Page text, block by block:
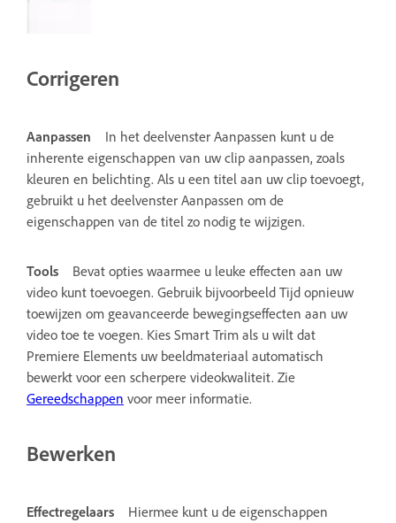
Corrigeren
Aanpassen
In het deelvenster Aanpassen kunt u de
inherente eigenschappen van uw clip aanpassen, zoals
kleuren en belichting. Als u een titel aan uw clip toevoegt,
gebruikt u het deelvenster Aanpassen om de
eigenschappen van de titel zo nodig te wijzigen.
Tools
Bevat opties waarmee u leuke effecten aan uw
video kunt toevoegen. Gebruik bijvoorbeeld Tijd opnieuw
toewijzen om geavanceerde bewegingseffecten aan uw
video toe te voegen. Kies Smart Trim als u wilt dat
Premiere Elements uw beeldmateriaal automatisch
bewerkt voor een scherpere videokwaliteit. Zie
Gereedschappen voor meer informatie.
Bewerken
Effectregelaars
Hiermee kunt u de eigenschappen